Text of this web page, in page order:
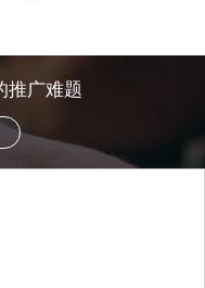
推广难题